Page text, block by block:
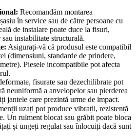
Recomandăm montarea
în service sau de către persoane cu
de instalare poate duce la fisuri,
instabilitate structurală.
Asigurați-vă că produsul este compatibil
(dimensiuni, standarde de prindere,
Piesele incompatibile pot afecta
fisurate sau dezechilibrate pot
neuniformă a anvelopelor sau pierderea
jantele care prezintă urme de impact.
uzați pot produce vibrații, rezistență
Un rulment blocat sau grăbit poate bloca
și ungeți regulat sau înlocuiți dacă sunt